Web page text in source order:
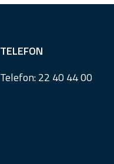
TELEFON
Telefon:22 40 44 00